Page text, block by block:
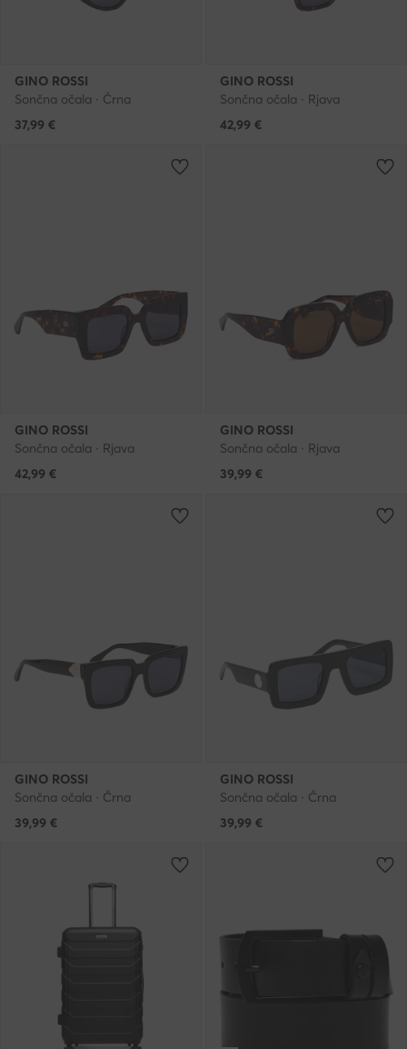
GINO ROSSI
Sončna očala · Črna
37,99 €
GINO ROSSI
Sončna očala · Rjava
42,99 €
GINO ROSSI
Sončna očala · Rjava
42,99 €
GINO ROSSI
Sončna očala · Rjava
39,99 €
GINO ROSSI
Sončna očala · Črna
39,99 €
GINO ROSSI
Sončna očala · Črna
39,99 €